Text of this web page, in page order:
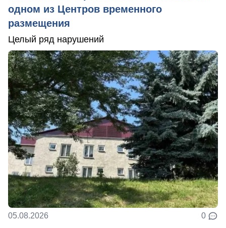
одном из Центров временного
размещения
Целый ряд нарушений
05.08.2026 0